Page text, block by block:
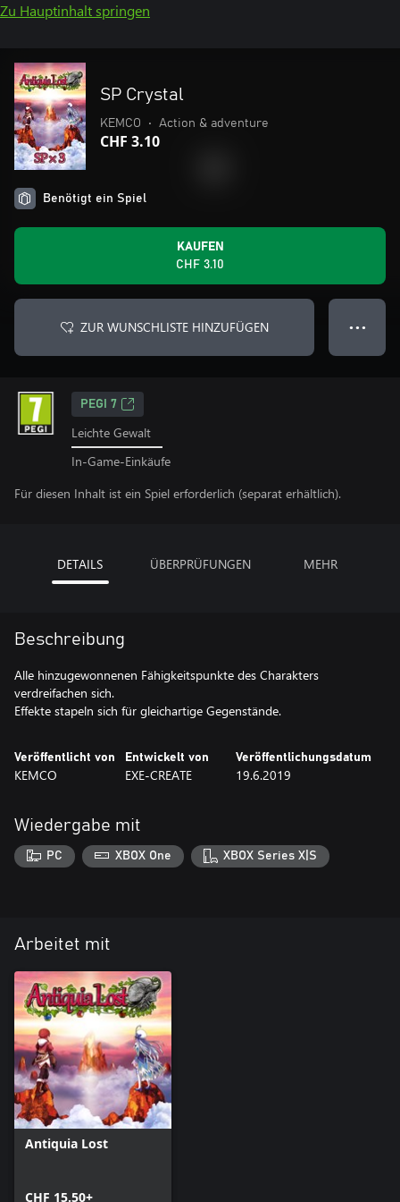
Zu Hauptinhalt springen
SP Crystal
KEMCO • Action & adventure
CHF 3.10
Benötigt ein Spiel
KAUFEN
CHF 3.10
ZUR WUNSCHLISTE HINZUFÜGEN ● ● ●
PEGI 7
Leichte Gewalt
In-Game-Einkäufe
Für diesen Inhalt ist ein Spiel erforderlich (separat erhältlich).
DETAILS ÜBERPRÜFUNGEN MEHR
Beschreibung
Alle hinzugewonnenen Fähigkeitspunkte des Charakters
verdreifachen sich.
Effekte stapeln sich für gleichartige Gegenstände.
Veröffentlicht von
KEMCO
Entwickelt von
EXE-CREATE
Veröffentlichungsdatum
19.6.2019
Wiedergabe mit
PC XBOX One XBOX Series X|S
Arbeitet mit
Antiquia Lost
CHF 15.50+